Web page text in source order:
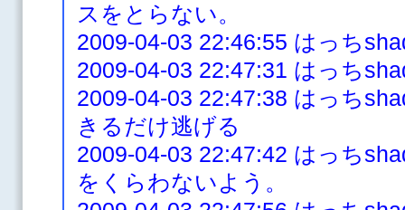
スをとらない。
2009-04-03 22:46:55 はっち
2009-04-03 22:47:31 はっち
2009-04-03 22:47:38 はっち
きるだけ逃げる
2009-04-03 22:47:42 はっち
をくらわないよう。